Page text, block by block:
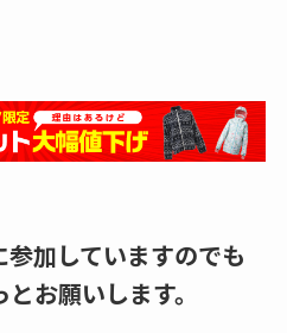
加していますのでも
お願いします。